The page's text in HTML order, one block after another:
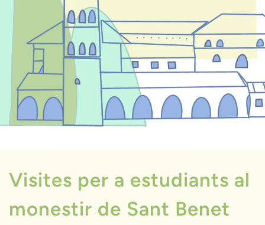
Visites per a estudiants al
monestir de Sant Benet